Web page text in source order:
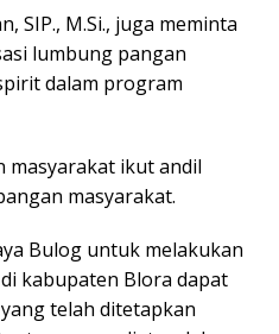
SIP., M.Si., juga meminta
lumbung pangan
dalam program
masyarakat ikut andil
masyarakat.
Bulog untuk melakukan
kabupaten Blora dapat
telah ditetapkan